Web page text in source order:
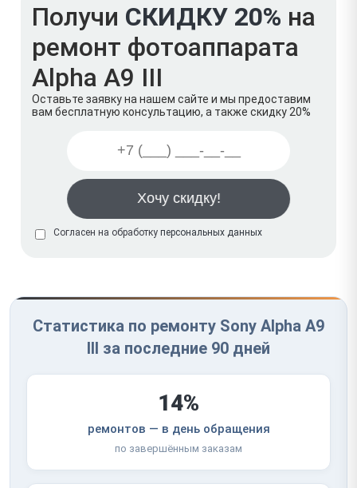
Получи СКИДКУ 20% на
ремонт фотоаппарата
Alpha A9 III
Оставьте заявку на нашем сайте и мы предоставим
вам бесплатную консультацию, а также скидку 20%
Согласен на обработку персональных данных
Статистика по ремонту Sony Alpha A9
III за последние 90 дней
14%
ремонтов — в день обращения
по завершённым заказам